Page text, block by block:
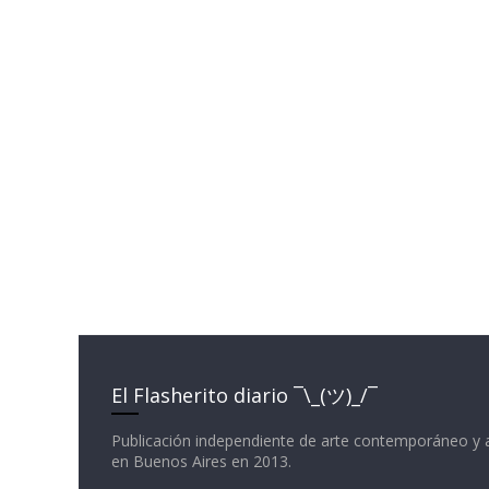
El Flasherito diario ¯\_(ツ)_/¯
Publicación independiente de arte contemporáneo y
en Buenos Aires en 2013.